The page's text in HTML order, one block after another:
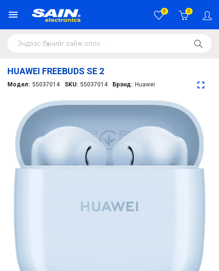
0 0
HUAWEI FREEBUDS SE 2
Модел: 55037014 SKU: 55037014 Брэнд: Huawei